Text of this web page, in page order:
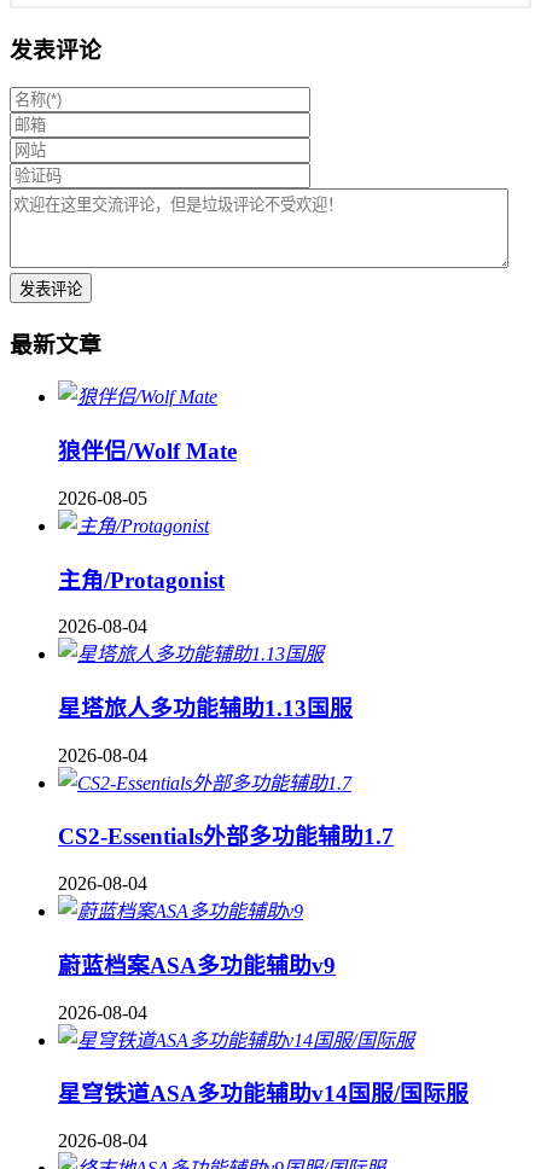
发表评论
最新文章
狼伴侣/Wolf Mate
2026-08-05
主角/Protagonist
2026-08-04
星塔旅人多功能辅助1.13国服
2026-08-04
CS2-Essentials外部多功能辅助1.7
2026-08-04
蔚蓝档案ASA多功能辅助v9
2026-08-04
星穹铁道ASA多功能辅助v14国服/国际服
2026-08-04